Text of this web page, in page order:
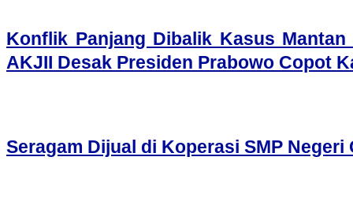
Konflik Panjang Dibalik Kasus
AKJII Desak Presiden Prabowo Copot
Seragam Dijual di Koperasi SMP